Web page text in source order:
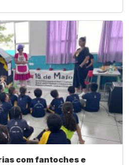
com fantoches e